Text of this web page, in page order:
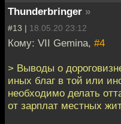
Thunderbringer »
#13 | 18.05.20 23:12
Кому: VII Gemina, #4
> Выводы о
иных благ в той или
необходимо делать
от зарплат местных